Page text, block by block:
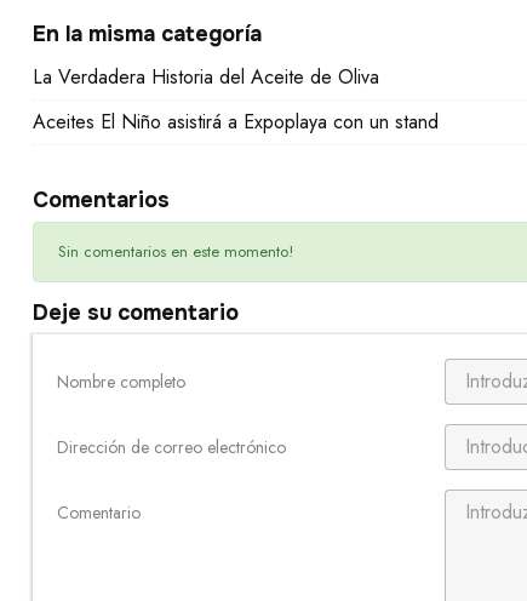
En la misma categoría
La Verdadera Historia del Aceite de Oliva
Aceites El Niño asistirá a Expoplaya con un stand
Comentarios
Sin comentarios en este momento!
Deje su comentario
Nombre completo
Dirección de correo electrónico
Comentario